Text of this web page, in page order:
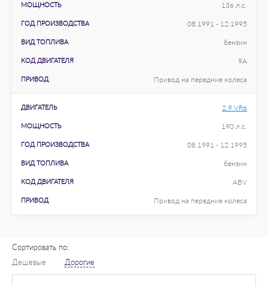
МОЩНОСТЬ 136 л.с.
ГОД ПРОИЗВОДСТВА 08.1991 - 12.1995
ВИД ТОПЛИВА бензин
КОД ДВИГАТЕЛЯ 9A
ПРИВОД Привод на передние колеса
ДВИГАТЕЛЬ 2.9 VR6
МОЩНОСТЬ 190 л.с.
ГОД ПРОИЗВОДСТВА 08.1991 - 12.1995
ВИД ТОПЛИВА бензин
КОД ДВИГАТЕЛЯ ABV
ПРИВОД Привод на передние колеса
Сортировать по:
Дешевые
Дорогие